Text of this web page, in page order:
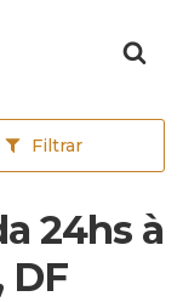
Filtrar
24hs à
DF